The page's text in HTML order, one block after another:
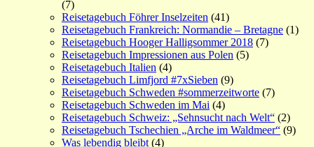
(7)
Reisetagebuch Föhrer Inselzeiten (41)
Reisetagebuch Frankreich: Normandie – Bretagne (1)
Reisetagebuch Hooger Halligsommer 2018 (7)
Reisetagebuch Impressionen aus Polen (5)
Reisetagebuch Italien (4)
Reisetagebuch Limfjord #7xSieben (9)
Reisetagebuch Schweden #sommerzeitworte (7)
Reisetagebuch Schweden im Mai (4)
Reisetagebuch Schweiz: „Sehnsucht nach Welt“ (2)
Reisetagebuch Tschechien „Arche im Waldmeer“ (9)
Was lebendig bleibt (4)